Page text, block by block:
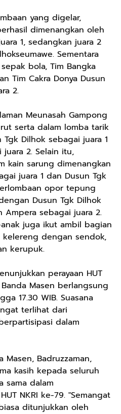
yang digelar,
dimenangkan oleh
1, sedangkan juara 2
Sementara
bola, Tim Bangka
Tim Cakra Donya Dusun
2.
Meunasah Gampong
serta dalam lomba tarik
Dilhok sebagai juara 1
2. Selain itu,
kain sarung dimenangkan
juara 1 dan Dusun Tgk
opor tepung
Dusun Tgk Dilhok
Ampera sebagai juara 2.
juga ikut ambil bagian
dengan sendok,
kerupuk.
perayaan HUT
Masen berlangsung
17.30 WIB. Suasana
terlihat dari
dalam
Masen, Badruzzaman,
kasih kepada seluruh
sama dalam
NKRI ke-79. "Semangat
ditunjukkan oleh